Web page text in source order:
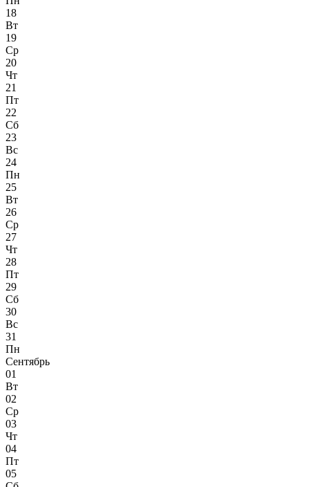
18
Вт
19
Ср
20
Чт
21
Пт
22
Сб
23
Вс
24
Пн
25
Вт
26
Ср
27
Чт
28
Пт
29
Сб
30
Вс
31
Пн
Сентябрь
01
Вт
02
Ср
03
Чт
04
Пт
05